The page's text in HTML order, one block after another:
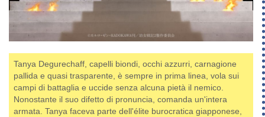
Tanya Degurechaff, capelli biondi, occhi azzurri, carnagione
pallida e quasi trasparente, è sempre in prima linea, vola sui
campi di battaglia e uccide senza alcuna pietà il nemico.
Nonostante il suo difetto di pronuncia, comanda un'intera
armata. Tanya faceva parte dell'élite burocratica giapponese,